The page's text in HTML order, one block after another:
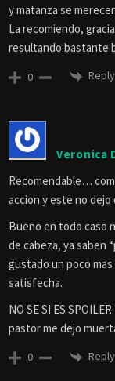
y matanza se
La recomiendo,
resultando bastante
0 Reply
Veronica
Recomendable…
accion y este no
Bueno en todo caso
de cabeza, ya saben
gustado un poco
satisfecha.
NO SE SI ES
pastor me dejo
0 Reply